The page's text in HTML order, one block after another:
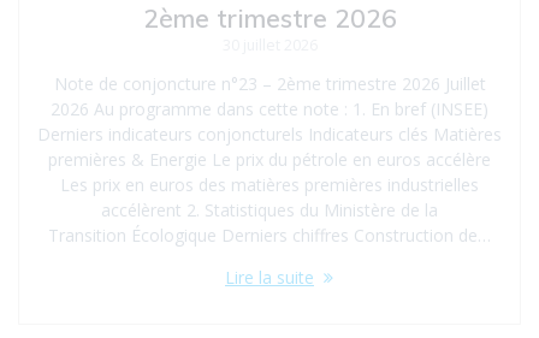
2ème trimestre 2026
Note de conjoncture n°23 – 2ème trimestre 2026 Juillet
2026 Au programme dans cette note : 1. En bref (INSEE)
Derniers indicateurs conjoncturels Indicateurs clés Matières
premières & Energie Le prix du pétrole en euros accélère
Les prix en euros des matières premières industrielles
accélèrent 2. Statistiques du Ministère de la
Transition Écologique Derniers chiffres Construction de…
Lire la suite